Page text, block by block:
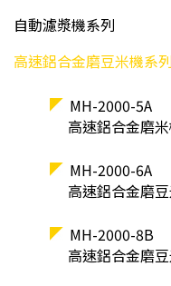
自動濾漿機系列
高速鋁合金磨豆米機系列
MH-2000-5A
高速鋁合金磨
MH-2000-6A
高速鋁合金磨
MH-2000-8B
高速鋁合金磨